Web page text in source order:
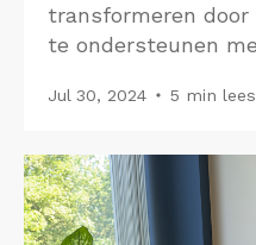
transformeren
te ondersteunen
Jul 30, 2024 5 min